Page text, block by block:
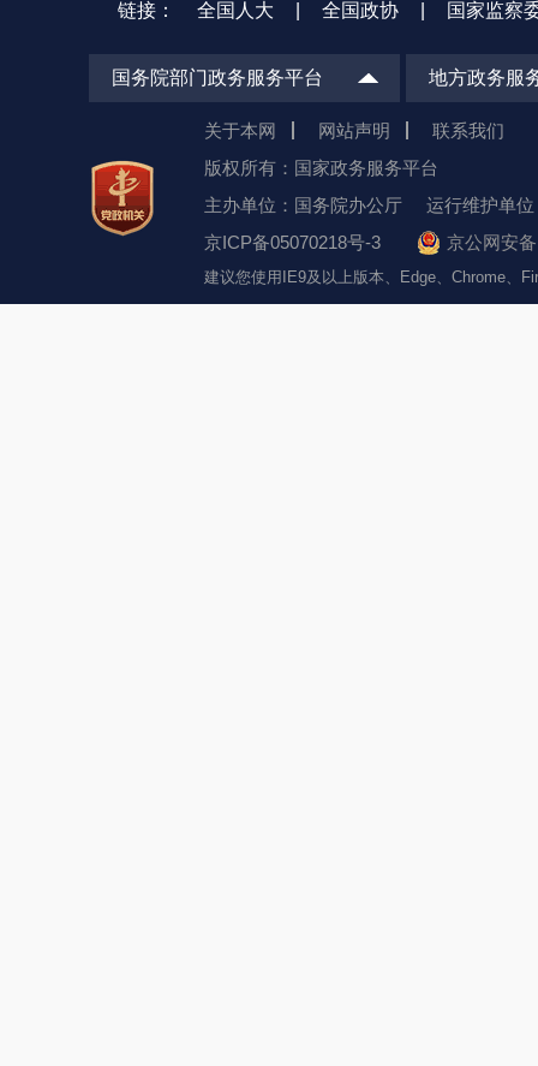
链接： 全国人大 全国政协 国家监察
国务院部门政务服务平台 地方政务服
关于本网 网站声明
联系我们
版权所有：国家政务服务平台
主办单位：国务院办公厅
运行维护单
京ICP备05070218号-3
京公网安
建议您使用IE9及以上版本、Edge、Chrome、